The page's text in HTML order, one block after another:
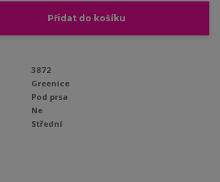
Přidat do košíku
3872
Greenice
Pod prsa
Ne
Střední